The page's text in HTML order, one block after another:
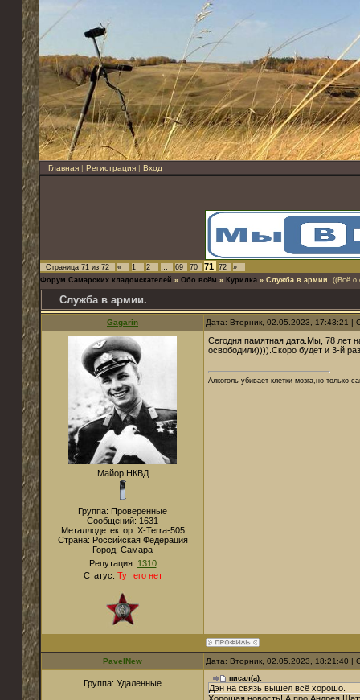
Главная | Регистрация | Вход
Страница 71 из 72 « 1 2 … 69 70 71 72
»
Форум Самарских кладоискателей » Обо всём » Курилка » Служба в армии. ((Всё о
Служба в армии.
Gagarin Дата: Вторник, 02.05.2023, 17:43:21
Майор НКВД
Группа: Проверенные
Сообщений: 1631
Металлодетектор: X-Terra-505
Страна: Российская Федерация
Город: Самара
Репутация: 1310
Статус: Тут его нет
Сегодня памятная дата.Мы, 78 лет
освободили)))).Скоро будет и 3-й
Алкоголь убивает клетки мозга,но
PavelNew Дата: Вторник, 02.05.2023, 18:21:40
Группа: Удаленные писал(а):
Дэн на связь вышел всё хорошо.